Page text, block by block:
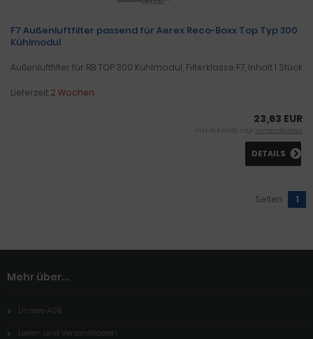
F7 Außenluftfilter passend für Aerex Reco-Boxx Top Typ 300
Kühlmodul
Außenluftfilter für RB TOP 300 Kühlmodul, Filterklasse F7, Inhalt 1 Stück
Lieferzeit:2 Wochen
23,63 EUR
inkl. 19 % MwSt. zzgl. Versandkosten
DETAILS
Seiten: 1
Mehr über...
Unsere AGB
Liefer- und Versandkosten